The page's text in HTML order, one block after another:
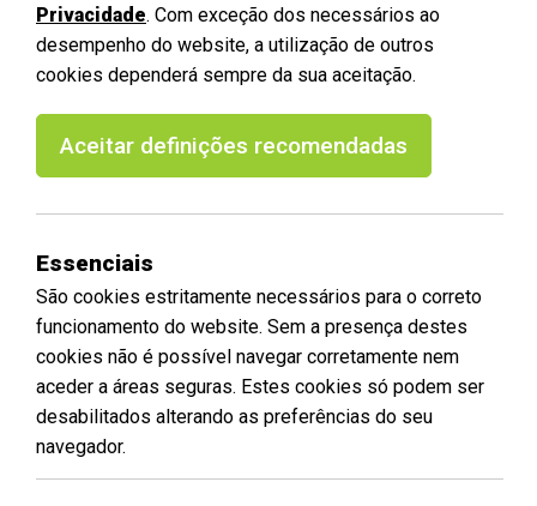
Privacidade. Com exceção dos necessários ao
desempenho do website, a utilização de outros
cookies dependerá sempre da sua aceitação.
Aceitar definições recomendadas
Essenciais
São cookies estritamente necessários para o correto
funcionamento do website. Sem a presença destes
cookies não é possível navegar corretamente nem
aceder a áreas seguras. Estes cookies só podem ser
desabilitados alterando as preferências do seu
navegador.